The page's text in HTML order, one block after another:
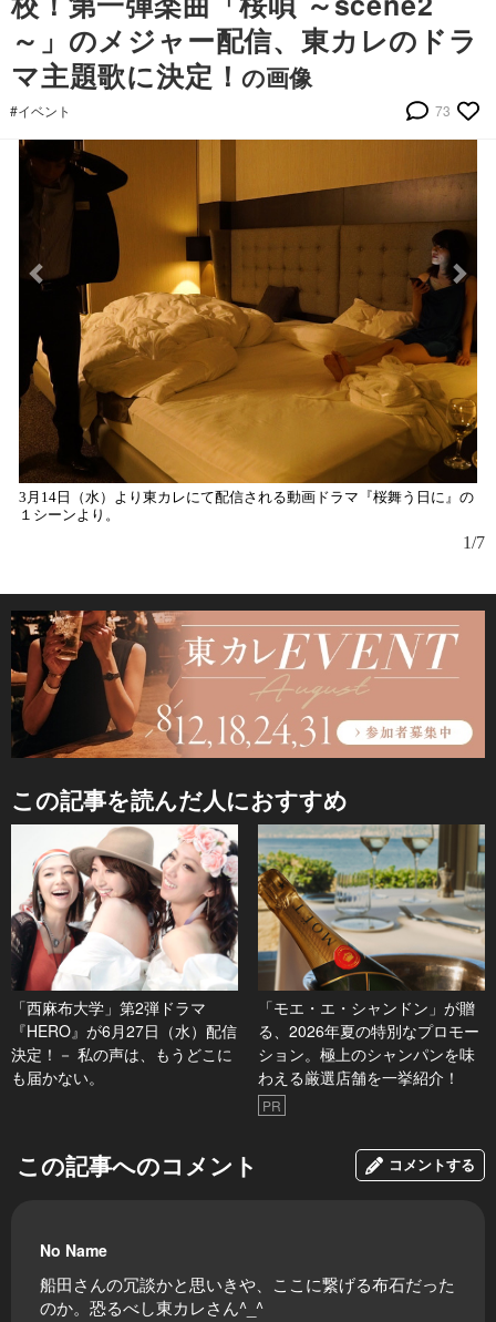
～」のメジャー配信、東カレのドラ
マ主題歌に決定！の画像
#イベント 73
3月14日（水）より東カレにて配信される動画ドラマ『桜舞う日に』の
１シーンより。
1/7
この記事を読んだ人におすすめ
「西麻布大学」第2弾ドラマ
『HERO』が6月27日（水）配信
決定！－ 私の声は、もうどこに
も届かない。
「モエ・エ・シャンドン」が贈
る、2026年夏の特別なプロモー
ション。極上のシャンパンを味
わえる厳選店舗を一挙紹介！
PR
この記事へのコメント コメントする
No Name
船田さんの冗談かと思いきや、ここに繋げる布石だった
のか。恐るべし東カレさん^_^